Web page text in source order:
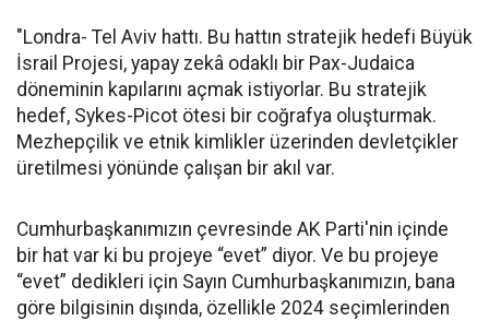
"Londra- Tel Aviv hattı. Bu hattın stratejik hedefi Büyük
İsrail Projesi, yapay zekâ odaklı bir Pax-Judaica
döneminin kapılarını açmak istiyorlar. Bu stratejik
hedef, Sykes-Picot ötesi bir coğrafya oluşturmak.
Mezhepçilik ve etnik kimlikler üzerinden devletçikler
üretilmesi yönünde çalışan bir akıl var.
Cumhurbaşkanımızın çevresinde AK Parti'nin içinde
bir hat var ki bu projeye “evet” diyor. Ve bu projeye
“evet” dedikleri için Sayın Cumhurbaşkanımızın, bana
göre bilgisinin dışında, özellikle 2024 seçimlerinden